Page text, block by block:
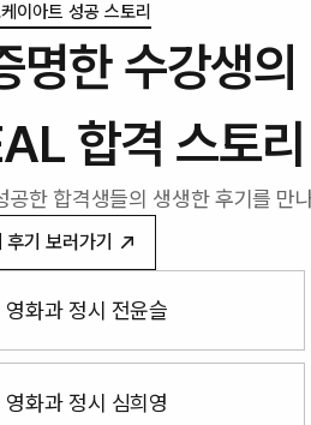
이아트 성공 스토리
명한 수강생의
합격 스토리
한 합격생들의 생생한 후기를 만
후기 보러가기
화과 정시 전윤슬
화과 정시 심희영